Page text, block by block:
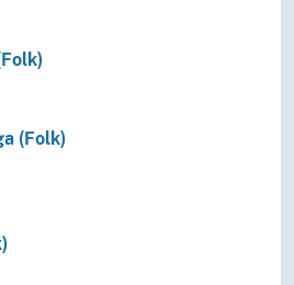
(Folk)